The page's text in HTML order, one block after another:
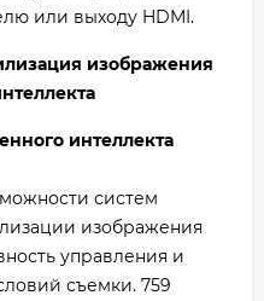
или выходу HDMI.
изображения
интеллекта
систем
изображения
управления и
съемки. 759